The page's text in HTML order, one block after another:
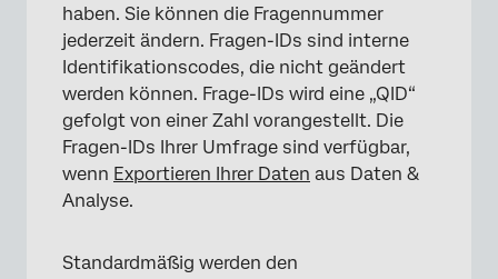
×
haben. Sie können die Fragennummer
jederzeit ändern. Fragen-IDs sind interne
Identifikationscodes, die nicht geändert
werden können. Frage-IDs wird eine „QID“
gefolgt von einer Zahl vorangestellt. Die
Fragen-IDs Ihrer Umfrage sind verfügbar,
wenn Exportieren Ihrer Daten aus Daten &
Analyse.
Standardmäßig werden den